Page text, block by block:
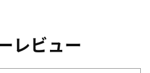
レビュー